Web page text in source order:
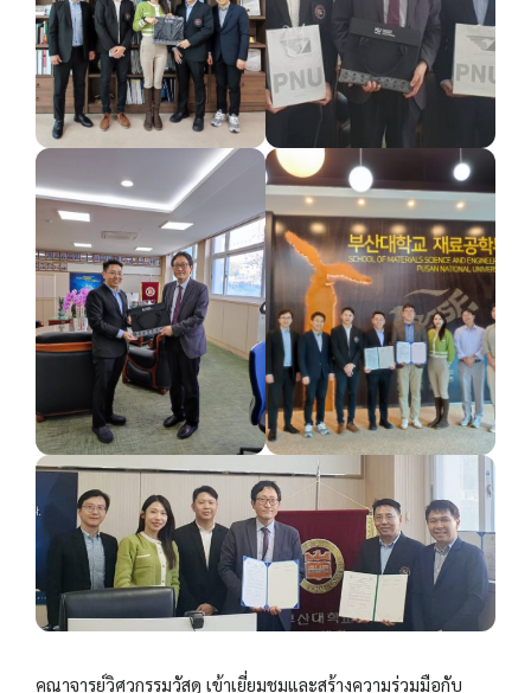
คณาจารย์วิศวกรรมวัสดุ เข้าเยี่ยมชมและสร้างความร่วมมือกับ